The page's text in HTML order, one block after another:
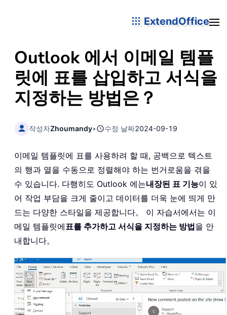
ExtendOffice
Outlook 에서 이메일 템플
릿에 표를 삽입하고 서식을
지정하는 방법은？
작성자Zhoumandy• 수정 날짜2024-09-19
이메일 템플릿에 표를 사용하려 할 때, 공백으로 텍스트
의 행과 열을 수동으로 정렬해야 하는 번거로움을 겪을
수 있습니다. 다행히도 Outlook 에는내장된 표 기능이 있
어 작업 부담을 크게 줄이고 데이터를 더욱 눈에 띄게 만
드는 다양한 스타일을 제공합니다。 이 자습서에서는 이
메일 템플릿에표를 추가하고 서식을 지정하는 방법을 안
내합니다。